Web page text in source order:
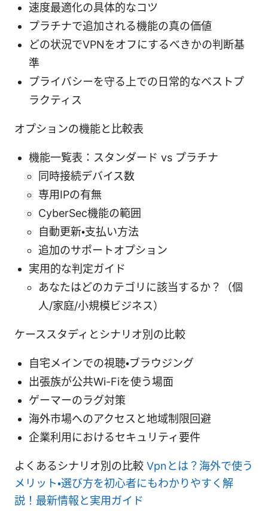
速度最適化の具体的なコツ
プラチナで追加される機能の真の価値
どの状況でVPNをオフにするべきかの判断基
準
プライバシーを守る上での日常的なベストプ
ラクティス
オプションの機能と比較表
機能一覧表：スタンダード vs プラチナ
同時接続デバイス数
専用IPの有無
CyberSec機能の範囲
自動更新・支払い方法
追加のサポートオプション
実用的な判定ガイド
あなたはどのカテゴリに該当するか？（個
人/家庭/小規模ビジネス）
ケーススタディとシナリオ別の比較
自宅メインでの視聴・ブラウジング
出張族が公共Wi-Fiを使う場面
ゲーマーのラグ対策
海外市場へのアクセスと地域制限回避
企業利用におけるセキュリティ要件
よくあるシナリオ別の比較 Vpnとは？海外で使う
メリット・選び方を初心者にもわかりやすく解
説！最新情報と実用ガイド